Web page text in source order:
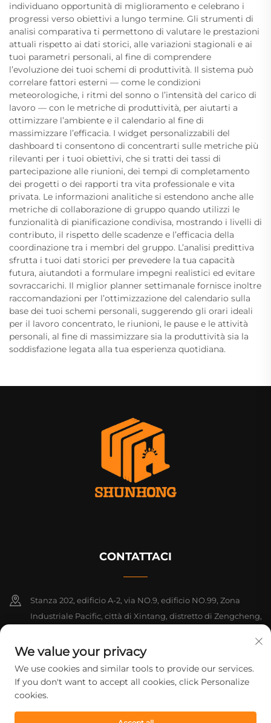
individuano opportunità di miglioramento e celebrano i
progressi verso obiettivi a lungo termine. Gli strumenti di
analisi comparativa ti permettono di valutare le prestazioni
attuali rispetto ai dati storici, alle variazioni stagionali e ai
tuoi parametri personali, al fine di comprendere
l’evoluzione dei tuoi schemi di produttività. Il sistema può
correlare fattori esterni — come le condizioni
meteorologiche, i ritmi del sonno o l’intensità del carico di
lavoro — con le metriche di produttività, per aiutarti a
ottimizzare l’ambiente e il calendario al fine di
massimizzare l’efficacia. I widget personalizzabili del
dashboard ti consentono di concentrarti sulle metriche più
rilevanti per i tuoi obiettivi, che si tratti dei tassi di
partecipazione alle riunioni, dei tempi di completamento
dei progetti o dei rapporti tra vita professionale e vita
privata. Le informazioni analitiche si estendono anche alle
metriche di collaborazione di gruppo quando utilizzi le
funzionalità di pianificazione condivisa, mostrando i livelli di
contributo, il rispetto delle scadenze e l’efficacia della
coordinazione tra i membri del gruppo. L’analisi predittiva
sfrutta i tuoi dati storici per prevedere la tua capacità
futura, aiutandoti a formulare impegni realistici ed evitare
sovraccarichi. Il miglior planner settimanale fornisce inoltre
raccomandazioni per l’ottimizzazione del calendario sulla
base dei tuoi schemi personali, suggerendo gli orari ideali
per il lavoro concentrato, le riunioni, le pause e le attività
personali, al fine di massimizzare sia la produttività sia la
soddisfazione legata alla tua esperienza quotidiana.
CONTATTACI
Stanza 202, edificio A-2, via NO.9, edificio NO.99, Zona
Industriale Pacific, città di Xintang, distretto di Zengcheng,
+86-18925142858
[email protected]
We value your privacy
We use cookies and similar tools to provide our services.
If you don't want to accept all cookies, click Personalize
cookies.